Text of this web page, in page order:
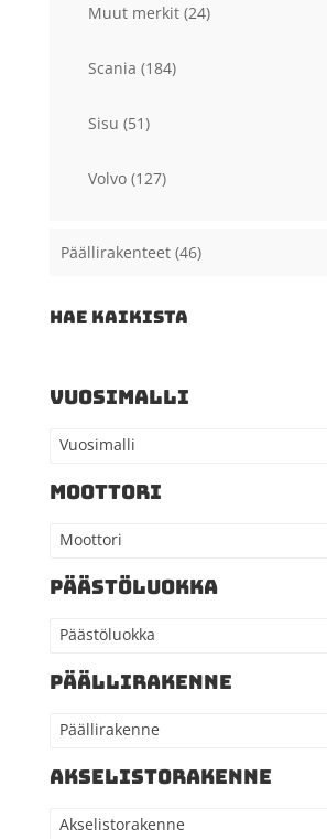
Muut merkit (24)
Scania (184)
Sisu (51)
Volvo (127)
Päällirakenteet (46)
HAE KAIKISTA
VUOSIMALLI
Vuosimalli
MOOTTORI
Moottori
PÄÄSTÖLUOKKA
Päästöluokka
PÄÄLLIRAKENNE
Päällirakenne
AKSELISTORAKENNE
Akselistorakenne